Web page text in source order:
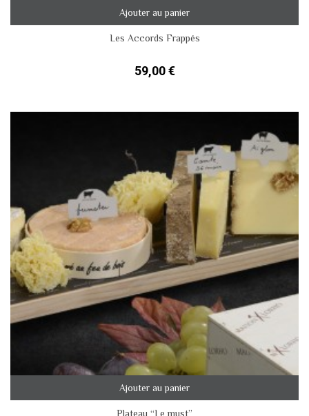
Ajouter au panier
Les Accords Frappés
59,00 €
Ajouter au panier
Plateau “Le must”